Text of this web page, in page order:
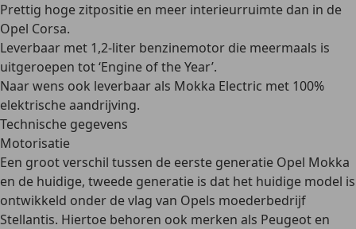
Prettig hoge zitpositie en meer interieurruimte dan in de
Opel Corsa.
Leverbaar met 1,2-liter benzinemotor die meermaals is
uitgeroepen tot ‘Engine of the Year’.
Naar wens ook leverbaar als Mokka Electric met 100%
elektrische aandrijving.
Technische gegevens
Motorisatie
Een groot verschil tussen de eerste generatie Opel Mokka
en de huidige, tweede generatie is dat het huidige model is
ontwikkeld onder de vlag van Opels moederbedrijf
Stellantis. Hiertoe behoren ook merken als Peugeot en